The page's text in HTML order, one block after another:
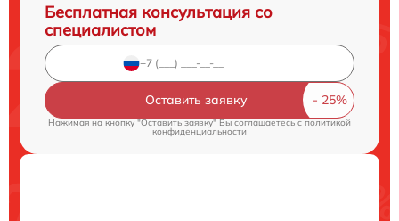
Бесплатная консультация со
специалистом
Оставить заявку
Нажимая на кнопку "Оставить заявку" Вы соглашаетесь cполитикой
конфиденциальности